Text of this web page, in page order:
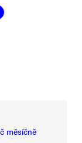
měsíčně